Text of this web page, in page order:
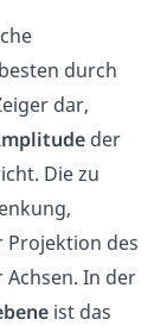
durch
dar,
der
Die zu
des
Achsen. In der
ist das